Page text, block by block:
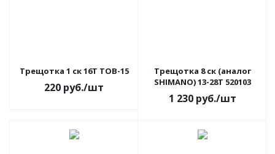
Трещотка 1 ск 16Т ТОВ-15
220 руб./шт
Трещотка 8 ск (аналог
SHIMANO) 13-28T 520103
1 230руб./шт